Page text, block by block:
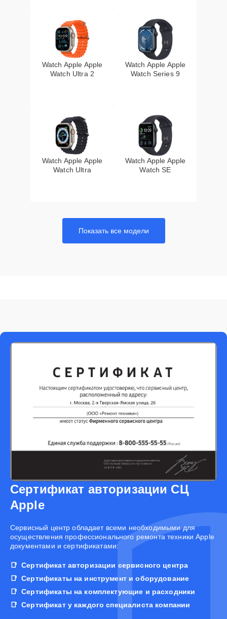
Watch Apple Apple
Watch Ultra 2
Watch Apple Apple
Watch Series 9
Watch Apple Apple
Watch Ultra
Watch Apple Apple
Watch SE
Показать все модели
Сертификат авторизации СЦ
Apple
Cервисный центр обладает всеми необходимыми для
осуществления профессионального ремонта техники Apple
документами и сертификатами:
Сертификат авторизации сервисного центра
Сертификаты на инструмент и оборудование
Сертификаты на комплектующие и расходники
Сертификат у каждого специалиста компании